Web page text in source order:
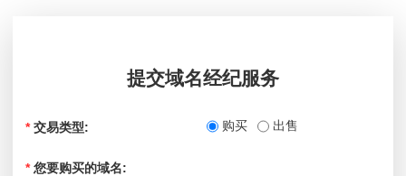
提交域名经纪服务
*交易类型: 购买 出售
* 您要购买的域名: